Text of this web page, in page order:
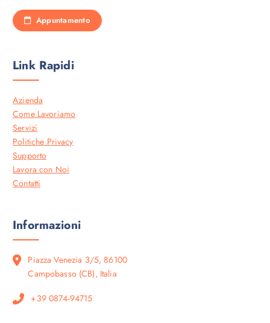
Appuntamento
Link Rapidi
Azienda
Come Lavoriamo
Servizi
Politiche Privacy
Supporto
Lavora con Noi
Contatti
Informazioni
Piazza Venezia 3/5, 86100
Campobasso (CB), Italia
+39 0874-94715